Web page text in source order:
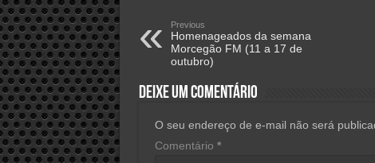
Previous
Homenageados da semana
Morcegão FM (11 a 17 de
outubro)
Deixe um comentário
O seu endereço de e-mail não será
Comentário *